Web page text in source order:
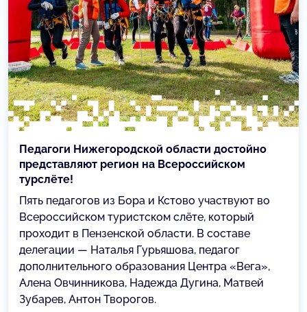
Педагоги Нижегородской области достойно
представляют регион на Всероссийском
турслёте!
Пять педагогов из Бора и Кстово участвуют во
Всероссийском туристском слёте, который
проходит в Пензенской области. В составе
делегации — Наталья Гурьяшова, педагог
дополнительного образования Центра «Вега»,
Алена Овчинникова, Надежда Дугина, Матвей
Зубарев, Антон Творогов.